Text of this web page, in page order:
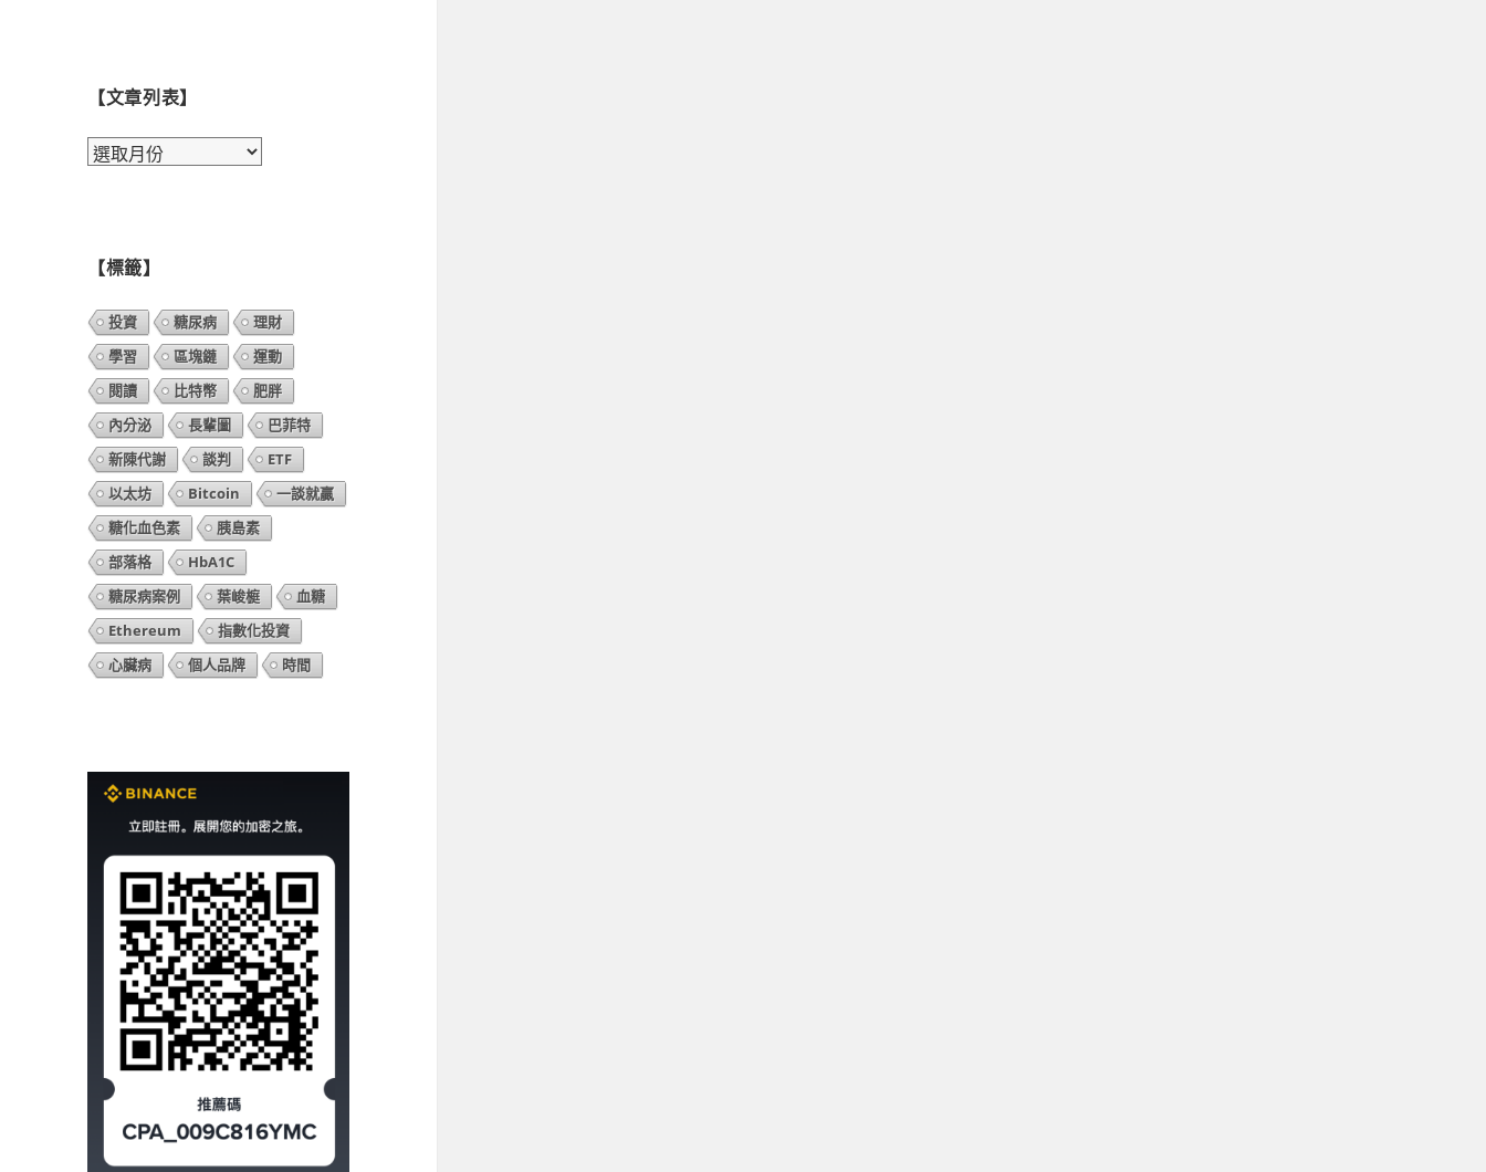
【文章列表】
【文
【標籤】
投資 糖尿病
理財
學習
區塊鏈
運動
閱讀
比特幣
肥胖
內分泌
長輩圖
巴菲特
新陳代謝
談判
ETF
以太坊
Bitcoin
一談就贏
糖化血色素
胰島素
部落格
HbA1C
糖尿病案例
葉峻榳
血糖
Ethereum
指數化投資
心臟病
個人品牌 時間